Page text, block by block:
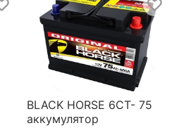
BLACK HORSE 6СТ- 75
аккумулятор